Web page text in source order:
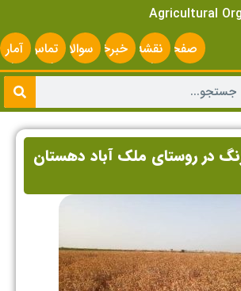
Agricultural
صفحه
اصلی
نقشه
سایت
خبرخوانسوالات
متداول
تماس
با ما
آمار
در روستای ملک آباد دهستان